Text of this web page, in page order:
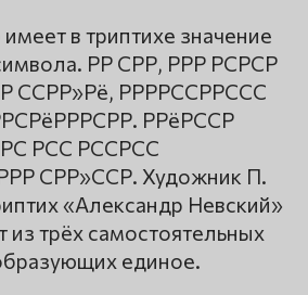
в триптихе значение
РР СРР, РРР РСРСР
ССРР»Рё, РРРРССРРССС
РРёРССР
РСС РССРСС
СРР»ССР. Художник П.
«Александр Невский»
из трёх самостоятельных
единое.